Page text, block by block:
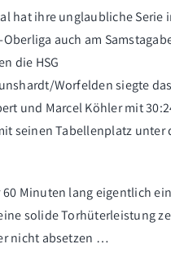
hat ihre unglaubliche Serie
auch am
die HSG
Worfelden siegte
und Marcel Köhler mit
seinen Tabellenplatz unter
60 Minuten lang eigentlich
solide Torhüterleistung
nicht absetzen …